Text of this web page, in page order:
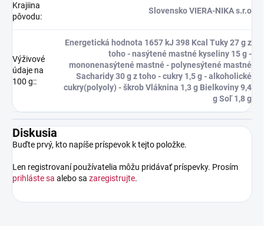
Krajiina
pôvodu:
Slovensko VIERA-NIKA s.r.o
Výživové
údaje na
100 g::
Energetická hodnota 1657 kJ 398 Kcal Tuky 27 g z
toho - nasýtené mastné kyseliny 15 g -
mononenasýtené mastné - polynesýtené mastné
Sacharidy 30 g z toho - cukry 1,5 g - alkoholické
cukry(polyoly) - škrob Vláknina 1,3 g Bielkoviny 9,4
g Soľ 1,8 g
Diskusia
Buďte prvý, kto napíše príspevok k tejto položke.
Len registrovaní používatelia môžu pridávať príspevky. Prosím
prihláste sa alebo sa zaregistrujte.